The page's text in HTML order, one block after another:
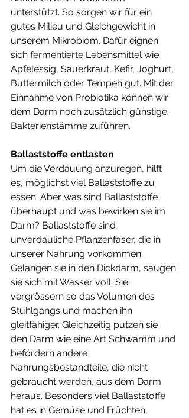
unterstützt. So sorgen wir für ein
gutes Milieu und Gleichgewicht in
unserem Mikrobiom. Dafür eignen
sich fermentierte Lebensmittel wie
Apfelessig, Sauerkraut, Kefir, Joghurt,
Buttermilch oder Tempeh gut. Mit der
Einnahme von Probiotika können wir
dem Darm noch zusätzlich günstige
Bakterienstämme zuführen.
Ballaststoffe entlasten
Um die Verdauung anzuregen, hilft
es, möglichst viel Ballaststoffe zu
essen. Aber was sind Ballaststoffe
überhaupt und was bewirken sie im
Darm? Ballaststoffe sind
unverdauliche Pflanzenfaser, die in
unserer Nahrung vorkommen.
Gelangen sie in den Dickdarm, saugen
sie sich mit Wasser voll. Sie
vergrössern so das Volumen des
Stuhlgangs und machen ihn
gleitfähiger. Gleichzeitig putzen sie
den Darm wie eine Art Schwamm und
befördern andere
Nahrungsbestandteile, die nicht
gebraucht werden, aus dem Darm
heraus. Besonders viel Ballaststoffe
hat es in Gemüse und Früchten,